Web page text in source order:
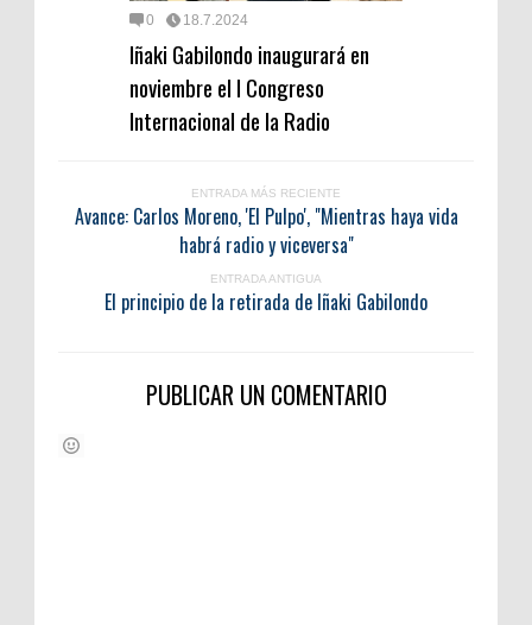
0 18.7.2024
Iñaki Gabilondo inaugurará en
noviembre el I Congreso
Internacional de la Radio
ENTRADA MÁS RECIENTE
Avance: Carlos Moreno, 'El Pulpo', "Mientras haya vida
habrá radio y viceversa"
ENTRADA ANTIGUA
El principio de la retirada de Iñaki Gabilondo
PUBLICAR UN COMENTARIO